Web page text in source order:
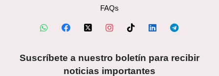
FAQs
Suscríbete a nuestro boletín para recibir
noticias importantes